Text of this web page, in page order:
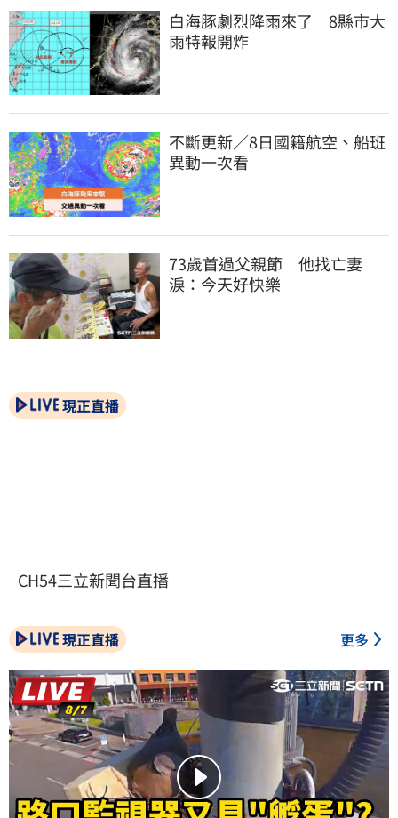
白海豚劇烈降雨來了　8縣市大
雨特報開炸
不斷更新／8日國籍航空、船班
異動一次看
73歲首過父親節　他找亡妻
淚：今天好快樂
現正直播
CH54三立新聞台直播
現正直播 更多